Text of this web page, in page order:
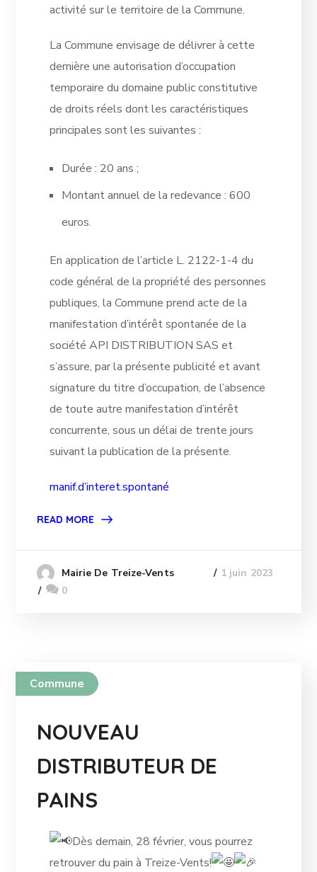
activité sur le territoire de la Commune.
La Commune envisage de délivrer à cette
dernière une autorisation d’occupation
temporaire du domaine public constitutive
de droits réels dont les caractéristiques
principales sont les suivantes :
Durée : 20 ans ;
Montant annuel de la redevance : 600
euros.
En application de l’article L. 2122-1-4 du
code général de la propriété des personnes
publiques, la Commune prend acte de la
manifestation d’intérêt spontanée de la
société API DISTRIBUTION SAS et
s’assure, par la présente publicité et avant
signature du titre d’occupation, de l’absence
de toute autre manifestation d’intérêt
concurrente, sous un délai de trente jours
suivant la publication de la présente.
manif.d’interet.spontané
READ MORE
Mairie De Treize-Vents
1 juin 2023
0
Commune
NOUVEAU
DISTRIBUTEUR DE
PAINS
Dès demain, 28 février, vous pourrez
retrouver du pain à Treize-Vents!